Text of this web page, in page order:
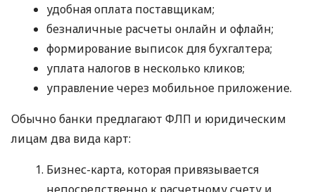
удобная оплата поставщикам;
безналичные расчеты онлайн и офлайн;
формирование выписок для бухгалтера;
уплата налогов в несколько кликов;
управление через мобильное приложение.
Обычно банки предлагают ФЛП и юридическим
лицам два вида карт:
Бизнес-карта, которая привязывается